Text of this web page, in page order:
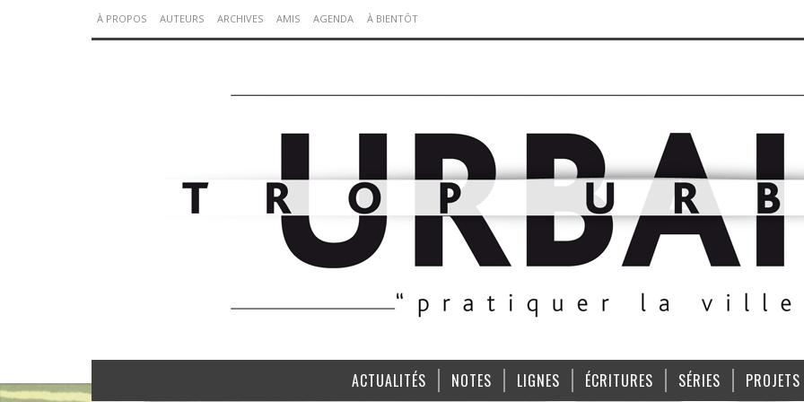
À PROPOS AUTEURS ARCHIVES AMIS AGENDA À BIENTÔT
ACTUALITÉS NOTES LIGNES ÉCRITURES SÉRIES PROJETS